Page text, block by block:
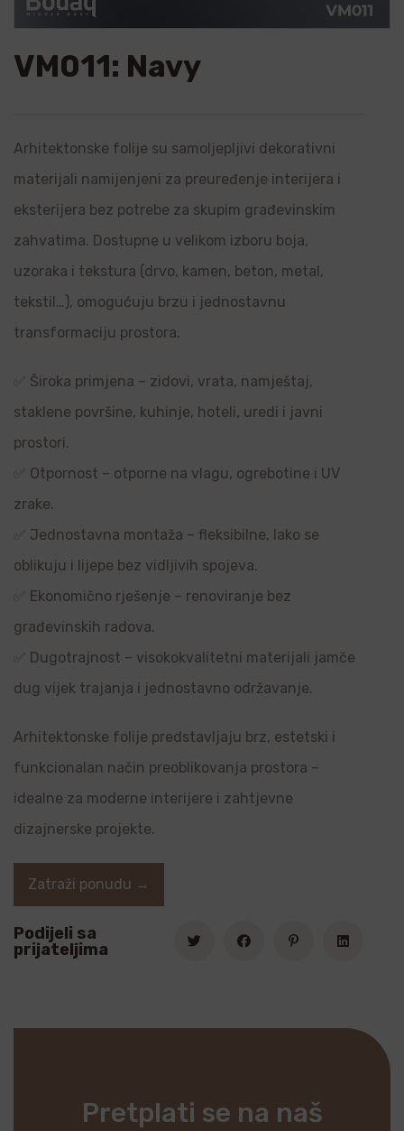
VM011: Navy
Arhitektonske folije su samoljepljivi dekorativni
materijali namijenjeni za preuređenje interijera i
eksterijera bez potrebe za skupim građevinskim
zahvatima. Dostupne u velikom izboru boja,
uzoraka i tekstura (drvo, kamen, beton, metal,
tekstil…), omogućuju brzu i jednostavnu
transformaciju prostora.
✅ Široka primjena – zidovi, vrata, namještaj,
staklene površine, kuhinje, hoteli, uredi i javni
prostori.
✅ Otpornost – otporne na vlagu, ogrebotine i UV
zrake.
✅ Jednostavna montaža – fleksibilne, lako se
oblikuju i lijepe bez vidljivih spojeva.
✅ Ekonomično rješenje – renoviranje bez
građevinskih radova.
✅ Dugotrajnost – visokokvalitetni materijali jamče
dug vijek trajanja i jednostavno održavanje.
Arhitektonske folije predstavljaju brz, estetski i
funkcionalan način preoblikovanja prostora –
idealne za moderne interijere i zahtjevne
dizajnerske projekte.
Podijeli sa
prijateljima
Zatraži ponudu →
Pretplati se na naš